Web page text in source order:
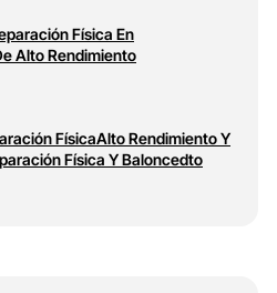
Física En
Alto Rendimiento
FísicaAlto Rendimiento Y
Física Y Baloncedto